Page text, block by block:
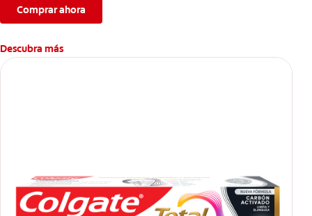
Comprar ahora
Descubra más